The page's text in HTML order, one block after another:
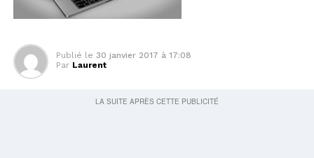
Publié le 30 janvier 2017 à 17:08
Par Laurent